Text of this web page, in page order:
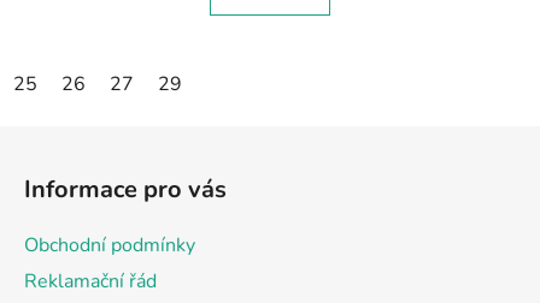
25 26 27 29
Informace pro vás
Obchodní podmínky
Reklamační řád